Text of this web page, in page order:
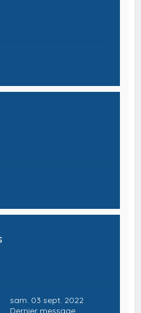
sam. 03 sept. 2022
Dernier message